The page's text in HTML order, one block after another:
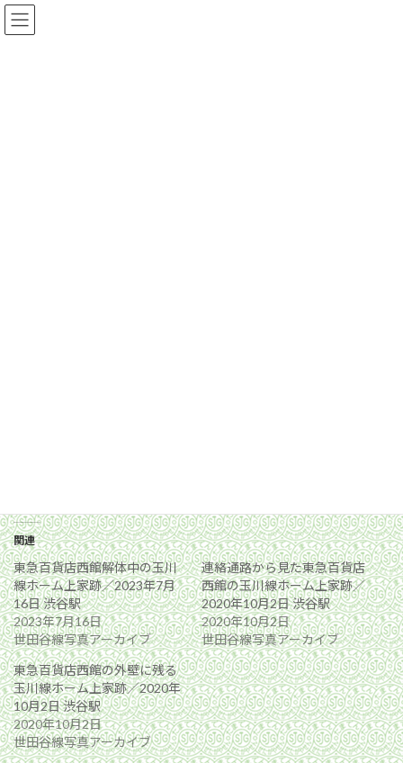
コ
ン
ナ
ビ
関連
東急百貨店西館解体中の玉川
線ホーム上家跡／2023年7月
16日 渋谷駅
2023年7月16日
世田谷線写真アーカイブ
連絡通路から見た東急百貨店
西館の玉川線ホーム上家跡／
2020年10月2日 渋谷駅
2020年10月2日
世田谷線写真アーカイブ
東急百貨店西館の外壁に残る
玉川線ホーム上家跡／2020年
10月2日 渋谷駅
2020年10月2日
世田谷線写真アーカイブ